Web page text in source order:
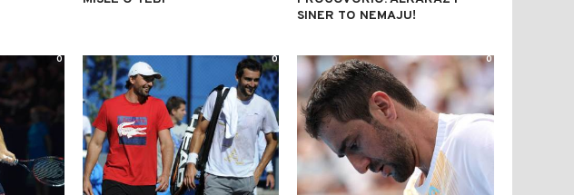
SINER TO NEMAJU!
0 0 0